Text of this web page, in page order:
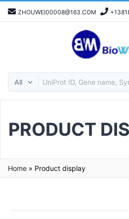
ZHOUWEI00008@163.COM
PRODUCT
Home » Product display